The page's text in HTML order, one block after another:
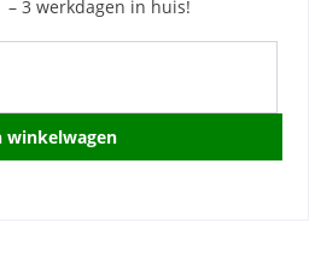
– 3 werkdagen in huis!
winkelwagen